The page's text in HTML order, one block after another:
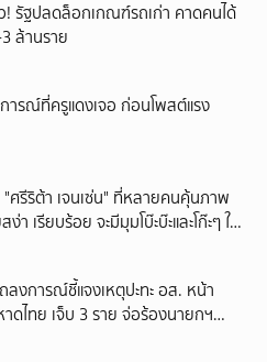
! รัฐปลดล็อกเกณฑ์รถเก่า คาดคนได้
ล้านราย
ารณ์ที่ครูแดงเจอ ก่อนโพสต์แรง
"ศรีริต้า เจนเซ่น" ที่หลายคนคุ้นภาพ
เรียบร้อย จะมีมุมโบ๊ะบ๊ะและโก๊ะๆ ให้
อนกัน งานนี้ทำเอาแฟนๆ ทั้งเอ็นดูทั้ง
งการณ์ชี้แจงเหตุปะทะ อส. หน้า
าดไทย เจ็บ 3 ราย จ่อร้องนายกฯ